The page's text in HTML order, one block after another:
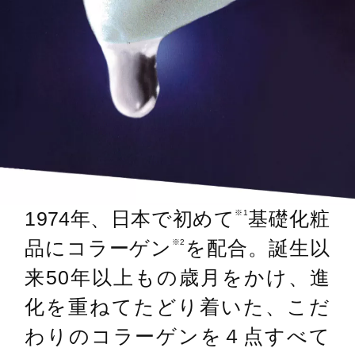
1974年、日本で初めて ※1 基礎化粧
品にコラーゲン ※2 を配合。誕生以
来50年以上もの歳月をかけ、進
化を重ねてたどり着いた、こだ
わりのコラーゲンを４点すべて